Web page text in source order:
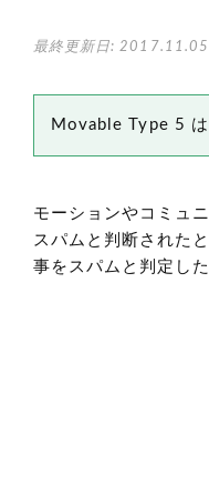
最終更新日: 2017.11.05
Movable Type 5
モーションやコミュ
スパムと判断された
事をスパムと判定し